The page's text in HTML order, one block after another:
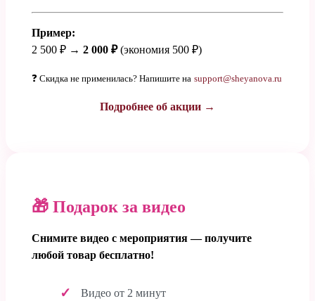
Пример:
2 500 ₽ → 2 000 ₽(экономия 500 ₽)
❓ Скидка не применилась? Напишите на support@sheyanova.ru
Подробнее об акции →
🎁 Подарок за видео
Снимите видео с мероприятия — получите
любой товар бесплатно!
Видео от 2 минут